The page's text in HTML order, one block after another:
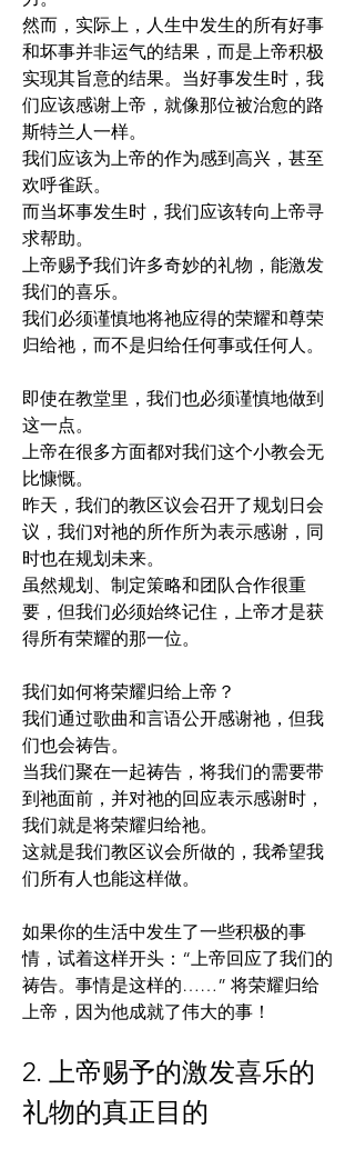
然而，实际上，人生中发生的所有好事
和坏事并非运气的结果，而是上帝积极
实现其旨意的结果。当好事发生时，我
们应该感谢上帝，就像那位被治愈的路
斯特兰人一样。
我们应该为上帝的作为感到高兴，甚至
欢呼雀跃。
而当坏事发生时，我们应该转向上帝寻
求帮助。
上帝赐予我们许多奇妙的礼物，能激发
我们的喜乐。
我们必须谨慎地将祂应得的荣耀和尊荣
归给祂，而不是归给任何事或任何人。
即使在教堂里，我们也必须谨慎地做到
这一点。
上帝在很多方面都对我们这个小教会无
比慷慨。
昨天，我们的教区议会召开了规划日会
议，我们对祂的所作所为表示感谢，同
时也在规划未来。
虽然规划、制定策略和团队合作很重
要，但我们必须始终记住，上帝才是获
得所有荣耀的那一位。
我们如何将荣耀归给上帝？
我们通过歌曲和言语公开感谢祂，但我
们也会祷告。
当我们聚在一起祷告，将我们的需要带
到祂面前，并对祂的回应表示感谢时，
我们就是将荣耀归给祂。
这就是我们教区议会所做的，我希望我
们所有人也能这样做。
如果你的生活中发生了一些积极的事
情，试着这样开头：“上帝回应了我们的
祷告。事情是这样的……” 将荣耀归给
上帝，因为他成就了伟大的事！
2. 上帝赐予的激发喜乐的
礼物的真正目的